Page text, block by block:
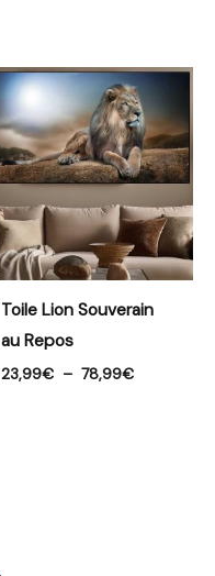
Toile Lion Souverain
au Repos
23,99€ – 78,99€
Plage
de
prix :
23,99€
à
78,99€